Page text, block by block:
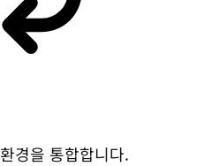
경을 통합합니다.